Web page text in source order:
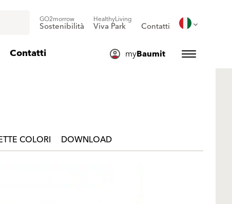
GO2morrow
Sostenibilità
HealthyLiving
Viva Park Contatti
Contatti myBaumit
COLORI DOWNLOAD